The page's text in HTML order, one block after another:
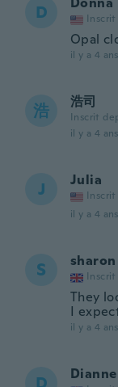
D Inscrit
Opal
il y a 4 ans
浩 浩司
Inscrit
il y a 4 ans
J Julia
Inscrit
il y a 4 ans
S sharon
Inscrit
They
I
il y a 4 ans
Dianne